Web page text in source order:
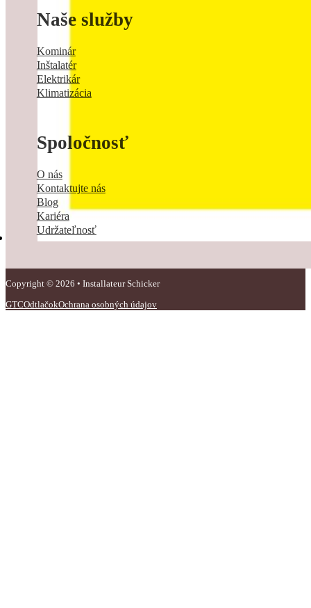
Naše služby
Kominár
Inštalatér
Elektrikár
Klimatizácia
Spoločnosť
O nás
Kontaktujte nás
Blog
Kariéra
Udržateľnosť
Copyright © 2026 • Installateur Schicker
GTCOdtlačokOchrana osobných údajov